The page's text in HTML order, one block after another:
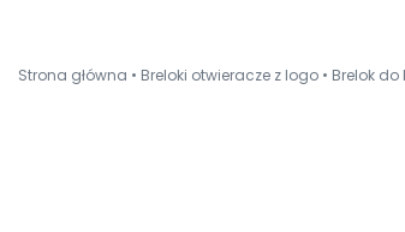
Strona główna • Breloki otwieracze z logo • Brelok do